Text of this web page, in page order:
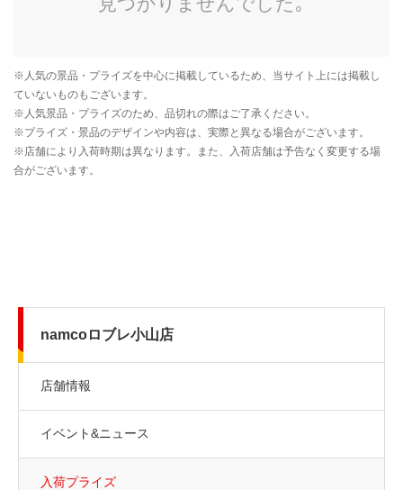
namcoロブレ小山店
店舗情報
イベント&ニュース
入荷プライズ